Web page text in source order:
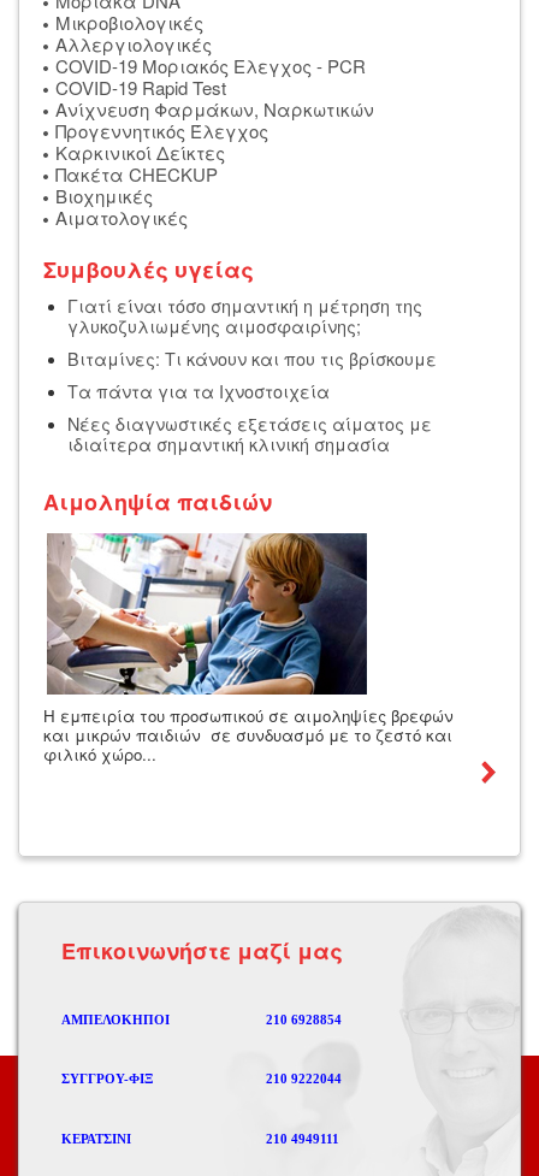
Μικροβιολογικές
Αλλεργιολογικές
COVID-19 Μοριακός Ελεγχος - PCR
COVID-19 Rapid Test
Ανίχνευση Φαρμάκων, Ναρκωτικών
Προγεννητικός Έλεγχος
Καρκινικοί Δείκτες
Πακέτα CHECKUP
Βιοχημικές
Αιματολογικές
Συμβουλές υγείας
Γιατί είναι τόσο σημαντική η μέτρηση της
γλυκοζυλιωμένης αιμοσφαιρίνης;
Βιταμίνες: Τι κάνουν και που τις βρίσκουμε
Τα πάντα για τα Ιχνοστοιχεία
Νέες διαγνωστικές εξετάσεις αίματος με
ιδιαίτερα σημαντική κλινική σημασία
Αιμοληψία παιδιών
Η εμπειρία του προσωπικού σε αιμοληψίες βρεφών
και μικρών παιδιών σε συνδυασμό με το ζεστό και
φιλικό χώρο...
Eπικοινωνήστε μαζί μας
ΑΜΠΕΛΟΚΗΠΟΙ 210 6928854
ΣΥΓΓΡΟΥ-ΦΙΞ 210 9222044
ΚΕΡΑΤΣΙΝΙ 210 4949111